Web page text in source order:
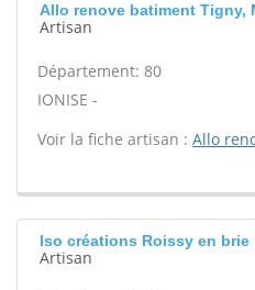
Allo renove batiment Tigny,
Artisan
Département: 80
IONISE -
Voir la fiche artisan : Allo
Iso créations Roissy en brie
Artisan